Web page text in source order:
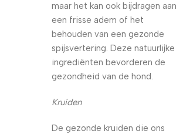
maar het kan ook bijdragen aan
een frisse adem of het
behouden van een gezonde
spijsvertering. Deze natuurlijke
ingrediënten bevorderen de
gezondheid van de hond.
Kruiden
De gezonde kruiden die ons